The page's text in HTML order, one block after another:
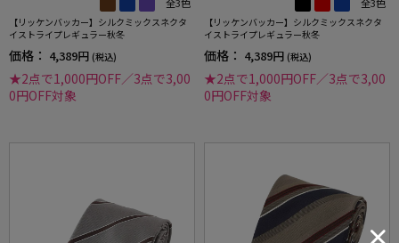
【リッケンバッカー】シルクミックスネクタ
イストライプレギュラー秋冬
価格： 4,389円 (税込)
★2点で1,000円OFF／3点で3,00
0円OFF対象
【リッケンバッカー】シルクミックスネクタ
イストライプレギュラー秋冬
価格： 4,389円 (税込)
★2点で1,000円OFF／3点で3,00
0円OFF対象